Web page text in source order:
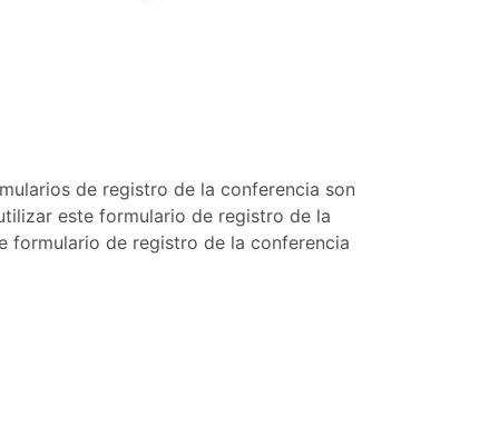
de registro de la conferencia son
este formulario de registro de la
formulario de registro de la conferencia